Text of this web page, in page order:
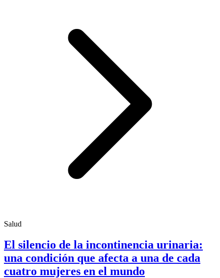
Salud
El silencio de la incontinencia urinaria:
una condición que afecta a una de cada
cuatro mujeres en el mundo